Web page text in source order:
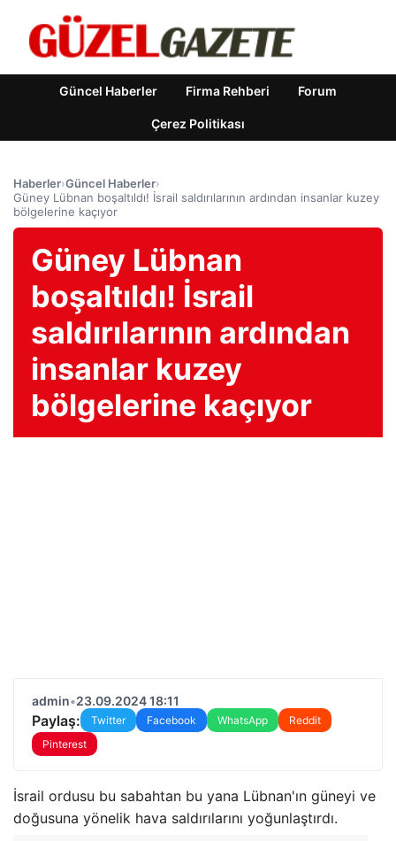
Güncel Haberler Firma Rehberi Forum
Çerez Politikası
Haberler›Güncel Haberler›
Güney Lübnan boşaltıldı! İsrail saldırılarının ardından insanlar kuzey
bölgelerine kaçıyor
Güney Lübnan
boşaltıldı! İsrail
saldırılarının ardından
insanlar kuzey
bölgelerine kaçıyor
admin•23.09.2024 18:11
Paylaş: Twitter Facebook WhatsApp
Reddit
Pinterest
İsrail ordusu bu sabahtan bu yana Lübnan'ın güneyi ve
doğusuna yönelik hava saldırılarını yoğunlaştırdı.